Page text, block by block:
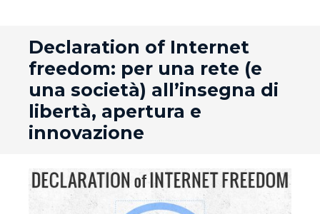
Declaration of Internet
freedom: per una rete (e
una società) all’insegna di
libertà, apertura e
innovazione